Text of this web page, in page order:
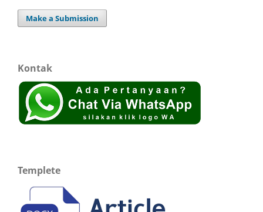
Make a Submission
Kontak
Templete